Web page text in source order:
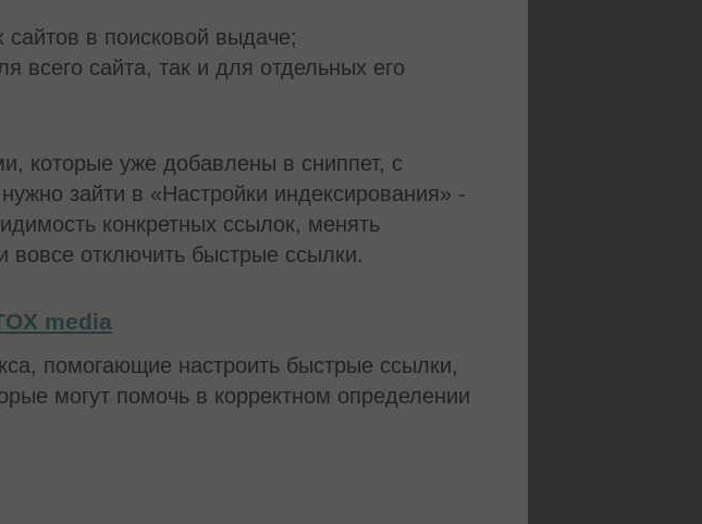
в поисковой выдаче;
всего сайта, так и для отдельных его
которые уже добавлены в сниппет, с
зайти в «Настройки индексирования» -
конкретных ссылок, менять
вовсе отключить быстрые ссылки.
media
помогающие настроить быстрые ссылки,
могут помочь в корректном определении